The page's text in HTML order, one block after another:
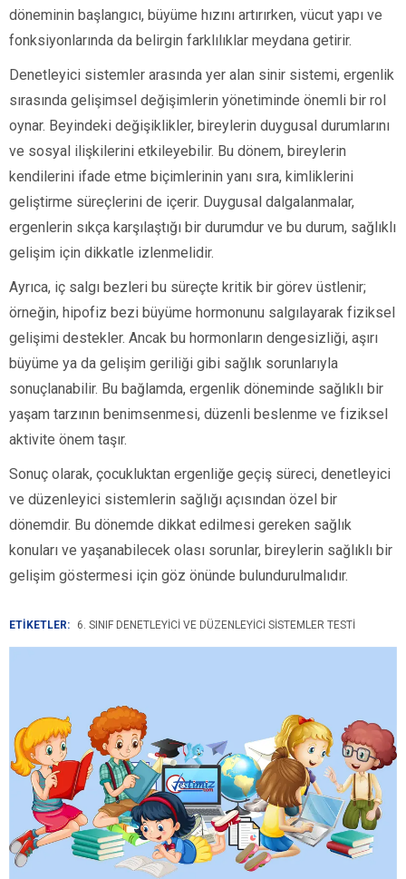
döneminin başlangıcı, büyüme hızını artırırken, vücut yapı ve
fonksiyonlarında da belirgin farklılıklar meydana getirir.
Denetleyici sistemler arasında yer alan sinir sistemi, ergenlik
sırasında gelişimsel değişimlerin yönetiminde önemli bir rol
oynar. Beyindeki değişiklikler, bireylerin duygusal durumlarını
ve sosyal ilişkilerini etkileyebilir. Bu dönem, bireylerin
kendilerini ifade etme biçimlerinin yanı sıra, kimliklerini
geliştirme süreçlerini de içerir. Duygusal dalgalanmalar,
ergenlerin sıkça karşılaştığı bir durumdur ve bu durum, sağlıklı
gelişim için dikkatle izlenmelidir.
Ayrıca, iç salgı bezleri bu süreçte kritik bir görev üstlenir;
örneğin, hipofiz bezi büyüme hormonunu salgılayarak fiziksel
gelişimi destekler. Ancak bu hormonların dengesizliği, aşırı
büyüme ya da gelişim geriliği gibi sağlık sorunlarıyla
sonuçlanabilir. Bu bağlamda, ergenlik döneminde sağlıklı bir
yaşam tarzının benimsenmesi, düzenli beslenme ve fiziksel
aktivite önem taşır.
Sonuç olarak, çocukluktan ergenliğe geçiş süreci, denetleyici
ve düzenleyici sistemlerin sağlığı açısından özel bir
dönemdir. Bu dönemde dikkat edilmesi gereken sağlık
konuları ve yaşanabilecek olası sorunlar, bireylerin sağlıklı bir
gelişim göstermesi için göz önünde bulundurulmalıdır.
ETİKETLER: 6. SINIF DENETLEYICI VE DÜZENLEYICI SISTEMLER TESTI